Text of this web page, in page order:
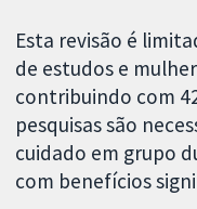
Esta revisão é
de estudos e
contribuindo com
pesquisas são
cuidado em grupo
com benefícios